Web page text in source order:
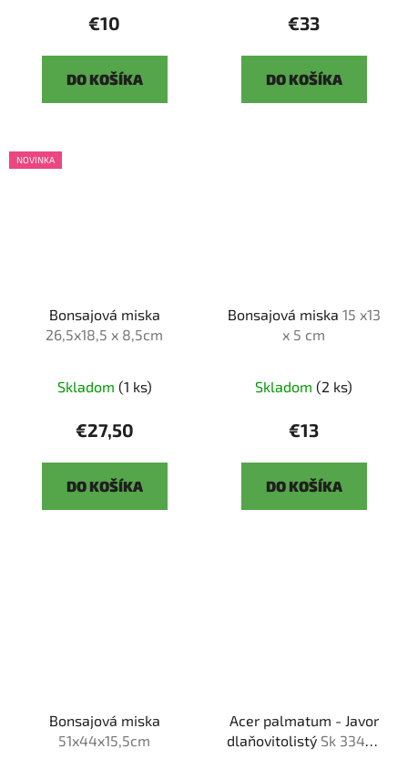
€10
DO KOŠÍKA
€33
DO KOŠÍKA
NOVINKA
Bonsajová miska
26,5x18,5 x 8,5cm
Skladom (1 ks)
€27,50
DO KOŠÍKA
Bonsajová miska 15 x13
x 5 cm
Skladom (2 ks)
€13
DO KOŠÍKA
Bonsajová miska
51x44x15,5cm
Acer palmatum - Javor
dlaňovitolistý Sk 3344-